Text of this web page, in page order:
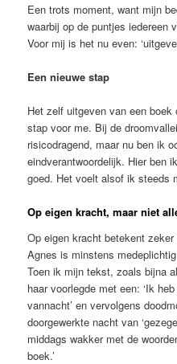
Een trots moment, want mijn
waarbij op de puntjes iedereen
Voor mij is het nu even:
Een nieuwe stap
Het zelf uitgeven van een
stap voor me. Bij de
risicodragend, maar nu ben ik
eindverantwoordelijk. Hier ben
goed. Het voelt alsof ik steeds
Op eigen kracht, maar niet
Op eigen kracht betekent
Agnes is minstens
Toen ik mijn tekst, zoals bijna
haar voorlegde met een: ‘Ik
vannacht’ en vervolgens
doorgewerkte nacht van
middags wakker met de
boek.’